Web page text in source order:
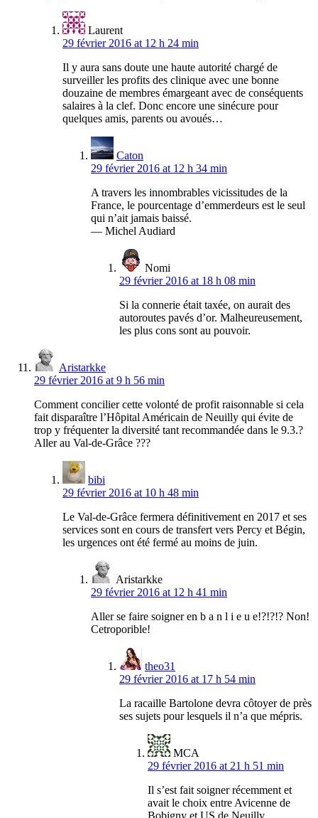
Laurent
29 février 2016 at 12 h 24 min
Il y aura sans doute une haute autorité chargé de
surveiller les profits des clinique avec une bonne
douzaine de membres émargeant avec de conséquents
salaires à la clef. Donc encore une sinécure pour
quelques amis, parents ou avoués…
Caton
29 février 2016 at 12 h 34 min
A travers les innombrables vicissitudes de la
France, le pourcentage d’emmerdeurs est le seul
qui n’ait jamais baissé.
— Michel Audiard
Nomi
29 février 2016 at 18 h 08 min
Si la connerie était taxée, on aurait des
autoroutes pavés d’or. Malheureusement,
les plus cons sont au pouvoir.
Aristarkke
29 février 2016 at 9 h 56 min
Comment concilier cette volonté de profit raisonnable si cela
fait disparaître l’Hôpital Américain de Neuilly qui évite de
trop y fréquenter la diversité tant recommandée dans le 9.3.?
Aller au Val-de-Grâce ???
bibi
29 février 2016 at 10 h 48 min
Le Val-de-Grâce fermera définitivement en 2017 et ses
services sont en cours de transfert vers Percy et Bégin,
les urgences ont été fermé au moins de juin.
Aristarkke
29 février 2016 at 12 h 41 min
Aller se faire soigner en b a n l i e u e!?!?!? Non!
Cetroporible!
theo31
29 février 2016 at 17 h 54 min
La racaille Bartolone devra côtoyer de près
ses sujets pour lesquels il n’a que mépris.
MCA
29 février 2016 at 21 h 51 min
Il s’est fait soigner récemment et
avait le choix entre Avicenne de
Bobigny et US de Neuilly.